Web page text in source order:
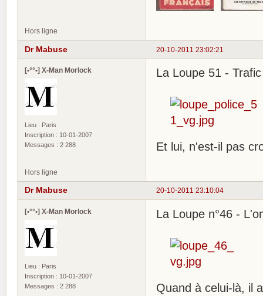
Hors ligne
20-10-2011 23:02:21
Dr Mabuse
[•°°•] X-Man Morlock
Lieu : Paris
Inscription : 10-01-2007
Messages : 2 288
La Loupe 51 -
Et lui, n'est-il pas
Hors ligne
20-10-2011 23:10:04
Dr Mabuse
[•°°•] X-Man Morlock
Lieu : Paris
Inscription : 10-01-2007
Messages : 2 288
La Loupe n°46 -
Quand à celui-là, il